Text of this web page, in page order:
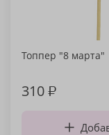
Топпер "8 марта"
310₽